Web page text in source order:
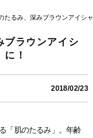
たるみ、深みブラウンアイシ
ブラウンアイシ
！
2018/02/23
「肌のたるみ」。年齢